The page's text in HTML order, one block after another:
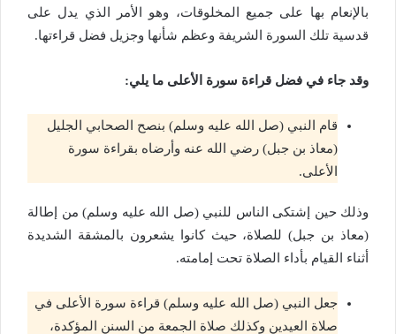
بالإنعام بها على جميع المخلوقات، وهو الأمر الذي يدل على
قدسية تلك السورة الشريفة وعظم شأنها وجزيل فضل قراءتها.
وقد جاء في فضل قراءة سورة الأعلى ما يلي:
قام النبي (صل الله عليه وسلم) بنصح الصحابي الجليل
(معاذ بن جبل) رضي الله عنه وأرضاه بقراءة سورة
الأعلى.
وذلك حين إشتكى الناس للنبي (صل الله عليه وسلم) من إطالة
(معاذ بن جبل) للصلاة، حيث كانوا يشعرون بالمشقة الشديدة
أثناء القيام بأداء الصلاة تحت إمامته.
جعل النبي (صل الله عليه وسلم) قراءة سورة الأعلى في
صلاة العيدين وكذلك صلاة الجمعة من السنن المؤكدة،